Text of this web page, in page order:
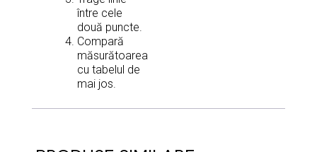
între cele
două puncte.
Compară
măsurătoarea
cu tabelul de
mai jos.